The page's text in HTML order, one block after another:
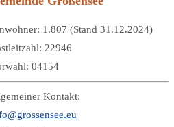
1.807 (Stand 31.12.2024)
22946
04154
Kontakt: